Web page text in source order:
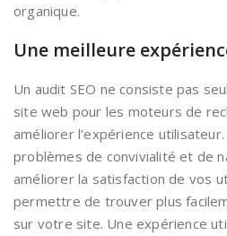
organique.
Une meilleure
Un audit SEO ne consiste pas
site web pour les moteurs de
améliorer l’expérience
problèmes de convivialité et de
améliorer la satisfaction de vos
permettre de trouver plus
sur votre site. Une expérience